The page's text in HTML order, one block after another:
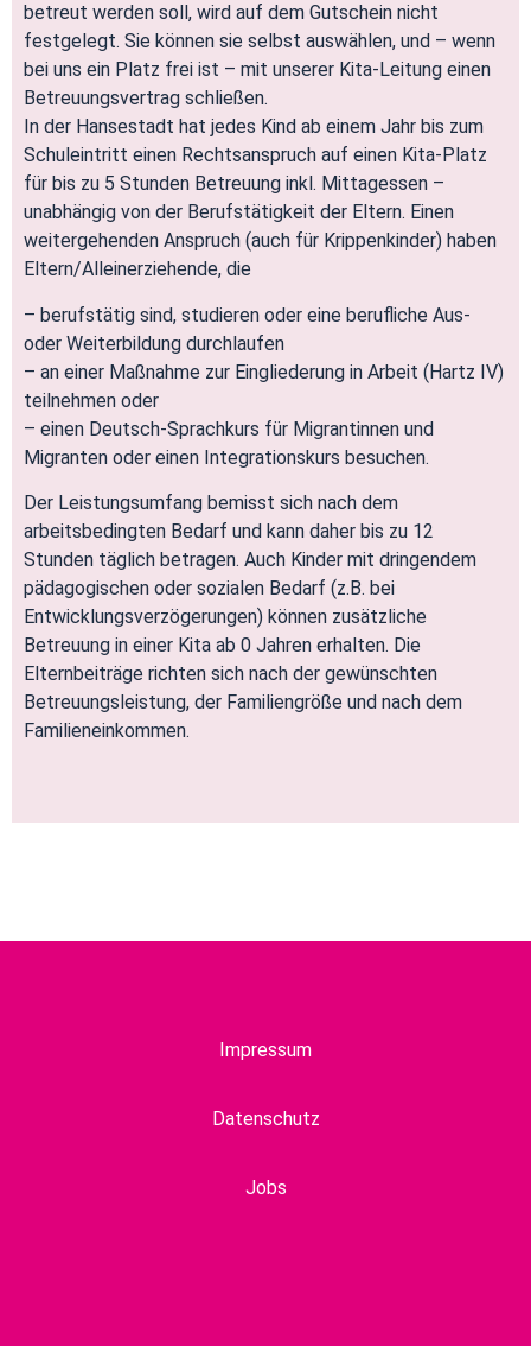
betreut werden soll, wird auf dem Gutschein nicht
festgelegt. Sie können sie selbst auswählen, und – wenn
bei uns ein Platz frei ist – mit unserer Kita-Leitung einen
Betreuungsvertrag schließen.
In der Hansestadt hat jedes Kind ab einem Jahr bis zum
Schuleintritt einen Rechtsanspruch auf einen Kita-Platz
für bis zu 5 Stunden Betreuung inkl. Mittagessen –
unabhängig von der Berufstätigkeit der Eltern. Einen
weitergehenden Anspruch (auch für Krippenkinder) haben
Eltern/Alleinerziehende, die
– berufstätig sind, studieren oder eine berufliche Aus-
oder Weiterbildung durchlaufen
– an einer Maßnahme zur Eingliederung in Arbeit (Hartz IV)
teilnehmen oder
– einen Deutsch-Sprachkurs für Migrantinnen und
Migranten oder einen Integrationskurs besuchen.
Der Leistungsumfang bemisst sich nach dem
arbeitsbedingten Bedarf und kann daher bis zu 12
Stunden täglich betragen. Auch Kinder mit dringendem
pädagogischen oder sozialen Bedarf (z.B. bei
Entwicklungsverzögerungen) können zusätzliche
Betreuung in einer Kita ab 0 Jahren erhalten. Die
Elternbeiträge richten sich nach der gewünschten
Betreuungsleistung, der Familiengröße und nach dem
Familieneinkommen.
Impressum
Datenschutz
Jobs